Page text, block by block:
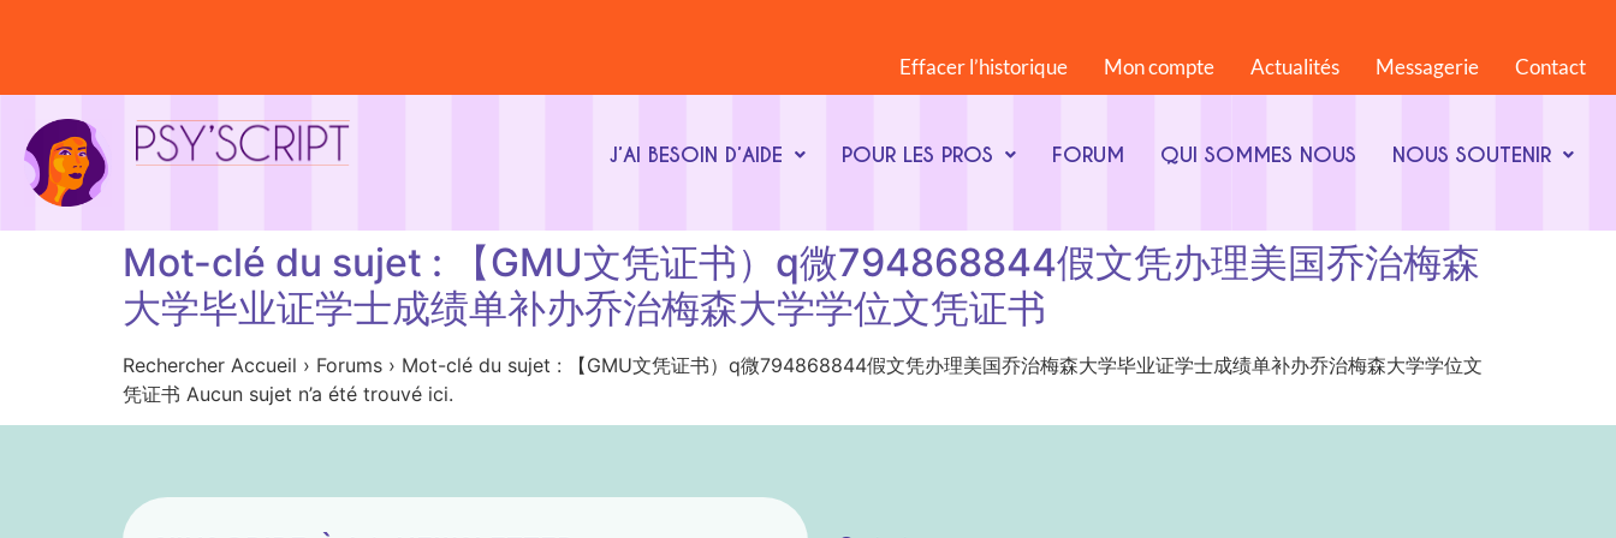
Effacer l’historique Mon compte Actualités Messagerie Contact
J’AI BESOIN D’AIDE POUR LES PROS FORUM QUI SOMMES NOUS NOUS SOUTENIR
Mot-clé du sujet : 【GMU文凭证书）q微794868844假文凭办理美国乔治梅森
大学毕业证学士成绩单补办乔治梅森大学学位文凭证书
Rechercher Accueil › Forums › Mot-clé du sujet : 【GMU文凭证书）q微794868844假文凭办理美国乔治梅森大学毕业证学士成绩单补办乔治梅森大学学位文
凭证书 Aucun sujet n’a été trouvé ici.